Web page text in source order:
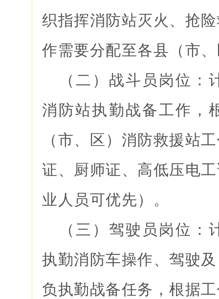
织指挥消防站灭火、抢
作需要分配至各县（市
（二）战斗员岗位：
消防站执勤战备工作，
（市、区）消防救援站
证、厨师证、高低压电
业人员可优先）。
（三）驾驶员岗位：
执勤消防车操作、驾驶
负执勤战备任务，根据